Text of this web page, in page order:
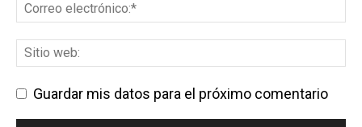
Guardar mis datos para el próximo comentario